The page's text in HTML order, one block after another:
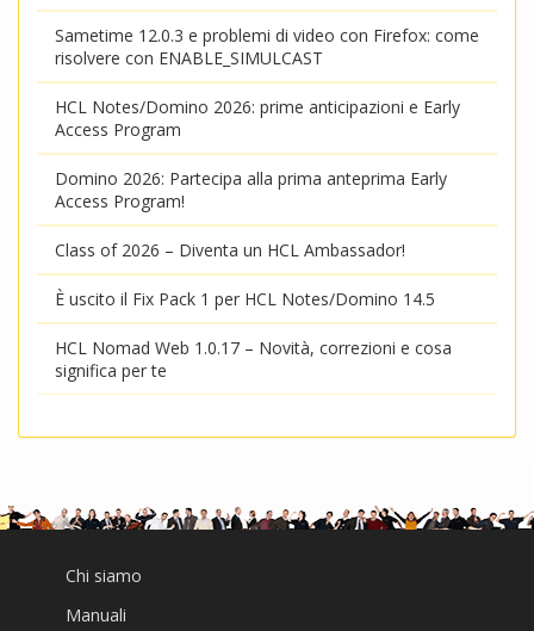
Sametime 12.0.3 e problemi di video con Firefox: come
risolvere con ENABLE_SIMULCAST
HCL Notes/Domino 2026: prime anticipazioni e Early
Access Program
Domino 2026: Partecipa alla prima anteprima Early
Access Program!
Class of 2026 – Diventa un HCL Ambassador!
È uscito il Fix Pack 1 per HCL Notes/Domino 14.5
HCL Nomad Web 1.0.17 – Novità, correzioni e cosa
significa per te
Chi siamo
Manuali